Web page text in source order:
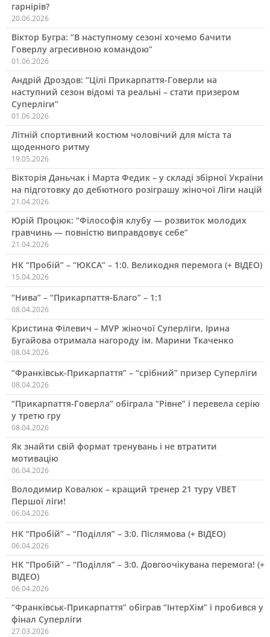
гарнірів?
20.06.2026
Віктор Бугра: “В наступному сезоні хочемо бачити
Говерлу агресивною командою”
01.06.2026
Андрій Дроздов: “Цілі Прикарпаття-Говерли на
наступний сезон відомі та реальні – стати призером
Суперліги”
01.06.2026
Літній спортивний костюм чоловічий для міста та
щоденного ритму
19.05.2026
Вікторія Даньчак і Марта Федик – у складі збірної України
на підготовку до дебютного розіграшу жіночої Ліги націй
21.04.2026
Юрій Процюк: “Філософія клубу — розвиток молодих
гравчинь — повністю виправдовує себе”
21.04.2026
НК “Пробій” – “ЮКСА” – 1:0. Великодня перемога (+ ВІДЕО)
15.04.2026
“Нива” – “Прикарпаття-Благо” – 1:1
08.04.2026
Кристина Філевич – MVP жіночої Суперліги, Ірина
Бугайова отримала нагороду ім. Марини Ткаченко
08.04.2026
“Франківськ-Прикарпаття” – “срібний” призер Суперліги
08.04.2026
“Прикарпаття-Говерла” обіграла “Рівне” і перевела серію
у третю гру
08.04.2026
Як знайти свій формат тренувань і не втратити
мотивацію
06.04.2026
Володимир Ковалюк – кращий тренер 21 туру VBET
Першої ліги!
06.04.2026
НК “Пробій” – “Поділля” – 3:0. Післямова (+ ВІДЕО)
06.04.2026
НК “Пробій” – “Поділля” – 3:0. Довгоочікувана перемога! (+
ВІДЕО)
06.04.2026
“Франківськ-Прикарпаття” обіграв “ІнтерХім” і пробився у
фінал Суперліги
27.03.2026